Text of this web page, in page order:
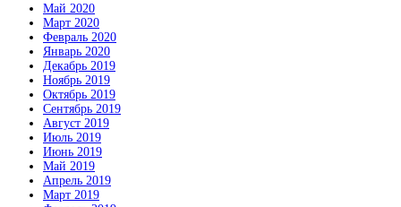
Май 2020
Март 2020
Февраль 2020
Январь 2020
Декабрь 2019
Ноябрь 2019
Октябрь 2019
Сентябрь 2019
Август 2019
Июль 2019
Июнь 2019
Май 2019
Апрель 2019
Март 2019